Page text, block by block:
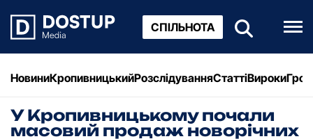
СПІЛЬНОТА
НовиниКропивницькийРозслідуванняСтаттіВироки
У Кропивницькому почали
масовий продаж новорічних